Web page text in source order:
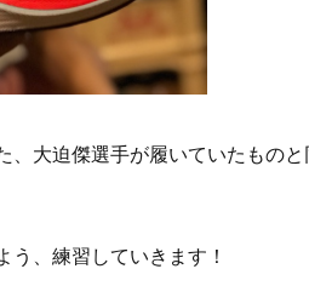
、大迫傑選手が履いていたもの
う、練習していきます！